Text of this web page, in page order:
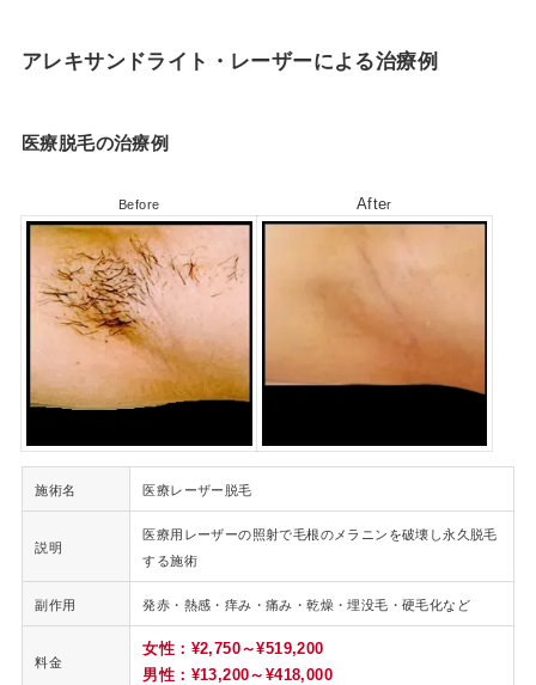
アレキサンドライト・レーザーによる治療例
医療脱毛の治療例
Before After
施術名 医療レーザー脱毛
説明
医療用レーザーの照射で毛根のメラニンを破壊し永久脱毛
する施術
副作用 発赤・熱感・痒み・痛み・乾燥・埋没毛・硬毛化など
料金
女性：¥2,750～¥519,200
男性：¥13,200～¥418,000